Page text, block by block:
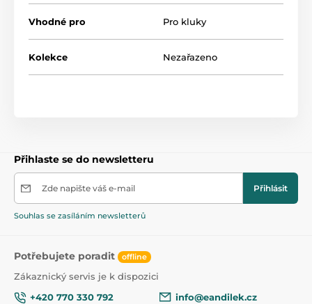
Výška odrážedla po volant je 39,5 cm. Výška odrážedla
po opěrku je 23 cm. Průměr kola je 14 cm. Pro děti od 3
Vhodné pro Pro kluky
Kolekce Nezařazeno
Přihlaste se do newsletteru
Zde napište váš e-mail Přihlásit
Souhlas se zasíláním newsletterů
Potřebujete poradit offline
Zákaznický servis je k dispozici
+420 770 330 792
info@eandilek.cz